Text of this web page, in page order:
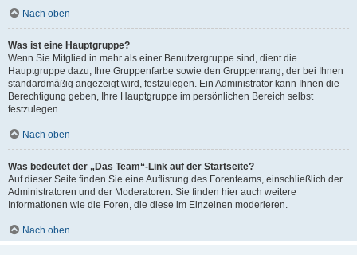
Nach oben
Was ist eine Hauptgruppe?
Wenn Sie Mitglied in mehr als einer Benutzergruppe sind, dient die
Hauptgruppe dazu, Ihre Gruppenfarbe sowie den Gruppenrang, der bei Ihnen
standardmäßig angezeigt wird, festzulegen. Ein Administrator kann Ihnen die
Berechtigung geben, Ihre Hauptgruppe im persönlichen Bereich selbst
festzulegen.
Nach oben
Was bedeutet der „Das Team“-Link auf der Startseite?
Auf dieser Seite finden Sie eine Auflistung des Forenteams, einschließlich der
Administratoren und der Moderatoren. Sie finden hier auch weitere
Informationen wie die Foren, die diese im Einzelnen moderieren.
Nach oben